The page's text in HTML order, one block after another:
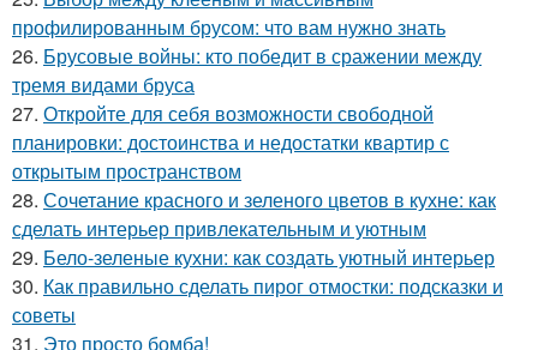
профилированным брусом: что вам нужно знать
26. Брусовые войны: кто победит в сражении между
тремя видами бруса
27. Откройте для себя возможности свободной
планировки: достоинства и недостатки квартир с
открытым пространством
28. Сочетание красного и зеленого цветов в кухне: как
сделать интерьер привлекательным и уютным
29. Бело-зеленые кухни: как создать уютный интерьер
30. Как правильно сделать пирог отмостки: подсказки и
советы
31. Это просто бомба!